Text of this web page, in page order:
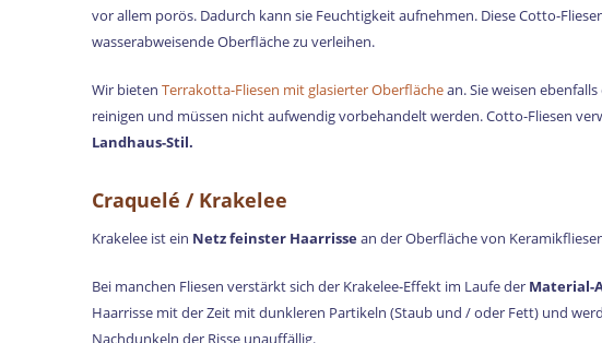
vor allem porös. Dadurch kann sie Feuchtigkeit aufnehmen. Diese Cotto-
wasserabweisende Oberfläche zu verleihen.
Wir bieten Terrakotta-Fliesen mit glasierter Oberflächean. Sie weisen ebenfalls
reinigen und müssen nicht aufwendig vorbehandelt werden. Cotto-Fliesen
Landhaus-Stil.
Craquelé / Krakelee
Krakelee ist ein Netz feinster Haarrisse an der Oberfläche von
Bei manchen Fliesen verstärkt sich der Krakelee-Effekt im Laufe der Material-
Haarrisse mit der Zeit mit dunkleren Partikeln (Staub und / oder Fett) und
Nachdunkeln der Risse unauffällig.